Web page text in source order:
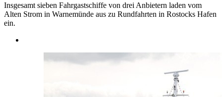
Insgesamt sieben Fahrgastschiffe von drei Anbietern laden vom
Alten Strom in Warnemünde aus zu Rundfahrten in Rostocks Hafen
ein.